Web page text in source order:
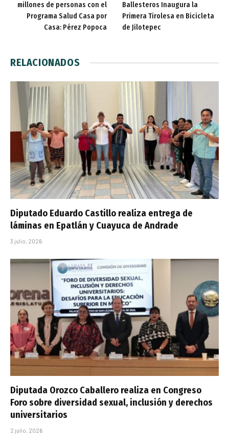
millones de personas con el
Programa Salud Casa por
Casa: Pérez Popoca
Ballesteros Inaugura la
Primera Tirolesa en Bicicleta
de Jilotepec
RELACIONADOS
Diputado Eduardo Castillo realiza entrega de
láminas en Epatlán y Cuayuca de Andrade
3 julio, 2026
Diputada Orozco Caballero realiza en Congreso
Foro sobre diversidad sexual, inclusión y derechos
universitarios
2 julio, 2026